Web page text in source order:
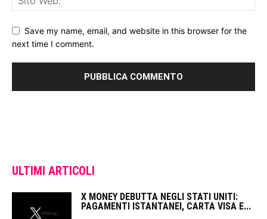
Save my name, email, and website in this browser for the
next time I comment.
ULTIMI ARTICOLI
X MONEY DEBUTTA NEGLI STATI UNITI:
PAGAMENTI ISTANTANEI, CARTA VISA E...